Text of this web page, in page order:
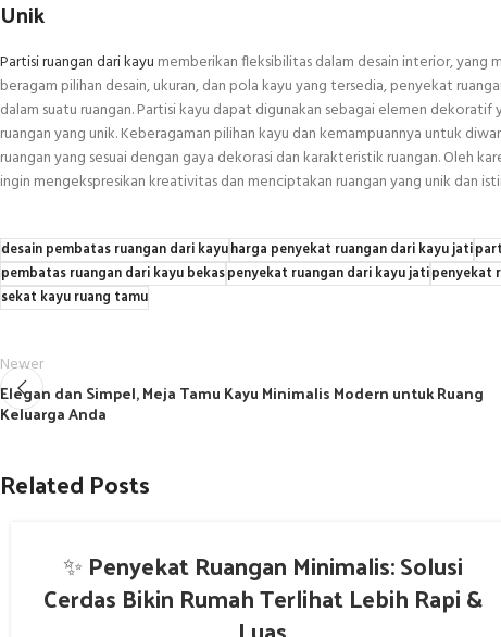
Unik
Partisi ruangan dari kayu memberikan fleksibilitas dalam desain interior, yang
beragam pilihan desain, ukuran, dan pola kayu yang tersedia, penyekat
dalam suatu ruangan. Partisi kayu dapat digunakan sebagai elemen
ruangan yang unik. Keberagaman pilihan kayu dan kemampuannya untuk
ruangan yang sesuai dengan gaya dekorasi dan karakteristik ruangan. Oleh
ingin mengekspresikan kreativitas dan menciptakan ruangan yang unik dan
desain pembatas ruangan dari kayuharga penyekat ruangan dari kayu jati
pembatas ruangan dari kayu bekaspenyekat ruangan dari kayu jatipenyekat
sekat kayu ruang tamu
Newer
Elegan dan Simpel, Meja Tamu Kayu Minimalis Modern untuk Ruang
Keluarga Anda
Related Posts
✨ Penyekat Ruangan Minimalis: Solusi
Cerdas Bikin Rumah Terlihat Lebih Rapi &